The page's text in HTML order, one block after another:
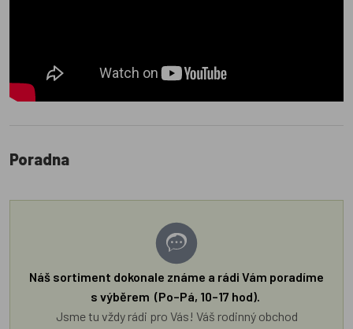
Poradna
Náš sortiment dokonale známe a rádi Vám poradíme
s výběrem (Po–Pá, 10–17 hod).
Jsme tu vždy rádi pro Vás! Váš rodinný obchod